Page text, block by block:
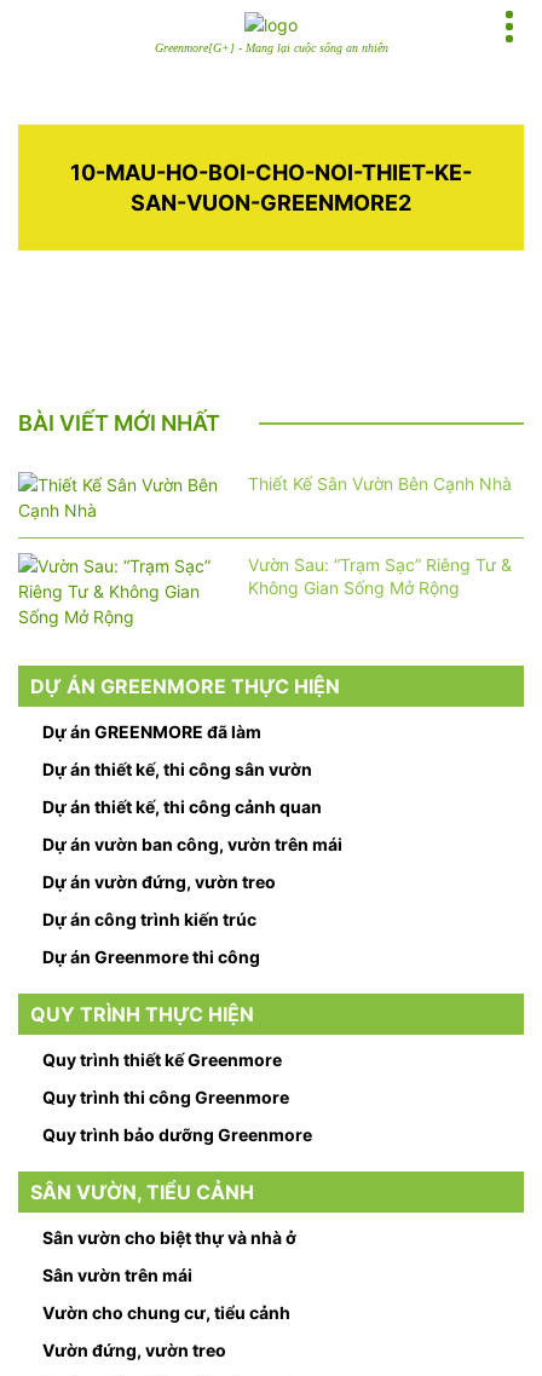
Greenmore[G+] - Mang lại cuộc sống an nhiên
10-MAU-HO-BOI-CHO-NOI-THIET-KE-
SAN-VUON-GREENMORE2
BÀI VIẾT MỚI NHẤT
Thiết Kế Sân Vườn Bên Cạnh Nhà
Vườn Sau: “Trạm Sạc” Riêng Tư &
Không Gian Sống Mở Rộng
DỰ ÁN GREENMORE THỰC HIỆN
Dự án GREENMORE đã làm
Dự án thiết kế, thi công sân vườn
Dự án thiết kế, thi công cảnh quan
Dự án vườn ban công, vườn trên mái
Dự án vườn đứng, vườn treo
Dự án công trình kiến trúc
Dự án Greenmore thi công
QUY TRÌNH THỰC HIỆN
Quy trình thiết kế Greenmore
Quy trình thi công Greenmore
Quy trình bảo dưỡng Greenmore
SÂN VƯỜN, TIỂU CẢNH
Sân vườn cho biệt thự và nhà ở
Sân vườn trên mái
Vườn cho chung cư, tiểu cảnh
Vườn đứng, vườn treo